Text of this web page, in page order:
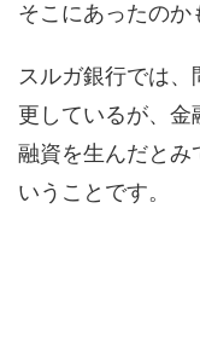
そこにあったのか
スルガ銀行では
更しているが、
融資を生んだとみ
いうことです。